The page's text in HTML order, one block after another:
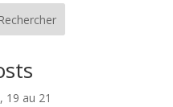
Rechercher
19 au 21